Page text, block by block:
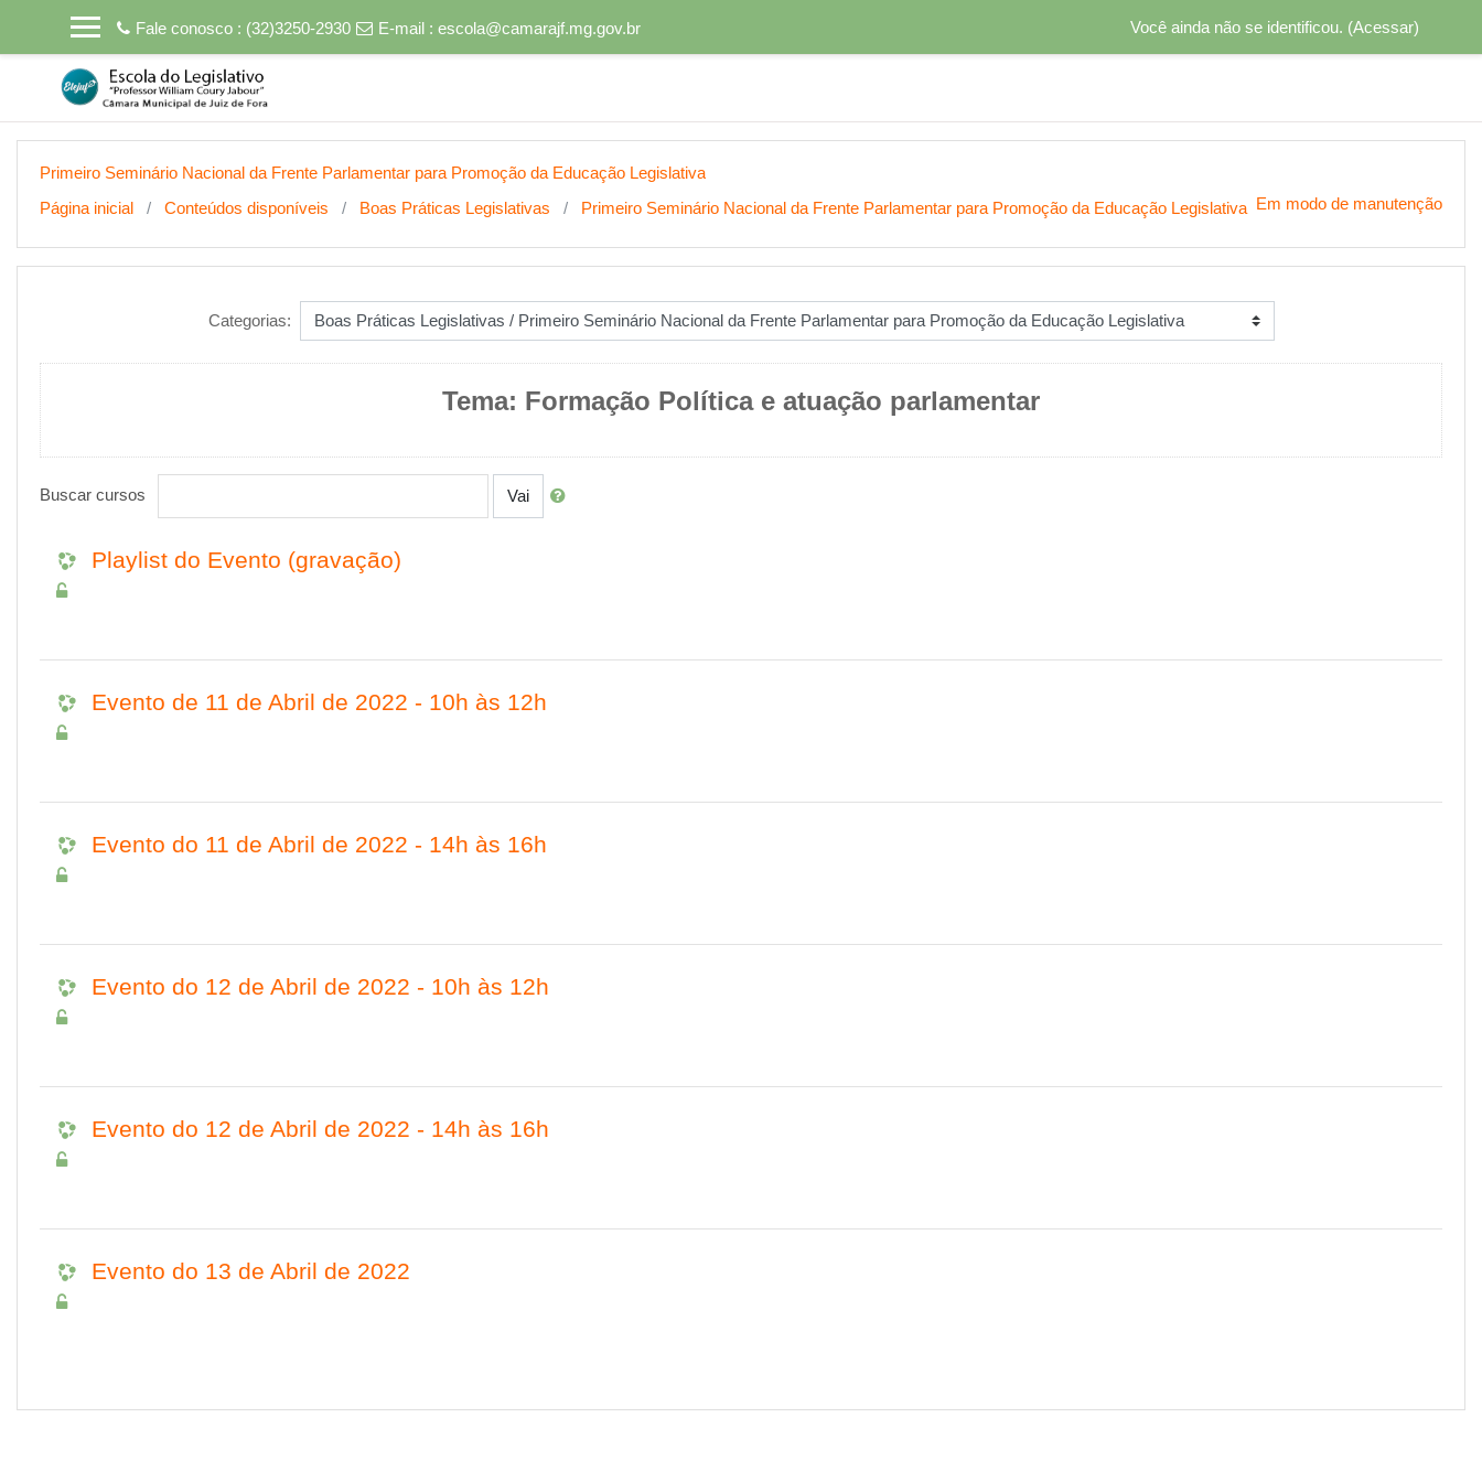
Fale conosco : (32)3250-2930
E-mail : escola@camarajf.mg.gov.br Você ainda não se identificou. (Acessar)
Primeiro Seminário Nacional da Frente Parlamentar para Promoção da Educação Legislativa
Página inicial
Conteúdos disponíveis Boas Práticas Legislativas Primeiro Seminário Nacional da Frente Parlamentar para Promoção da Educação Legislativa Em modo de manutenção
Categorias:
Tema: Formação Política e atuação parlamentar
Buscar cursos Vai
Playlist do Evento (gravação)
Evento de 11 de Abril de 2022 - 10h às 12h
Evento do 11 de Abril de 2022 - 14h às 16h
Evento do 12 de Abril de 2022 - 10h às 12h
Evento do 12 de Abril de 2022 - 14h às 16h
Evento do 13 de Abril de 2022